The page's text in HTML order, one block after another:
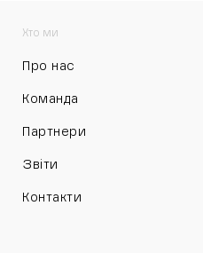
Хто ми
Про нас
Команда
Партнери
Звіти
Контакти